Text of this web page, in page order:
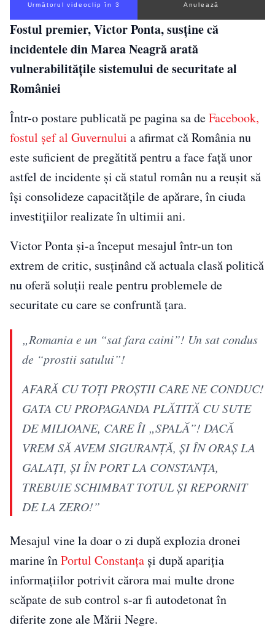
Următorul videoclip în 2 Anulează
Fostul premier, Victor Ponta, susține că
incidentele din Marea Neagră arată
vulnerabilitățile sistemului de securitate al
României
Într-o postare publicată pe pagina sa deFacebook,
fostul șef al Guvernului a afirmat că România nu
este suficient de pregătită pentru a face față unor
astfel de incidente și că statul român nu a reușit să
își consolideze capacitățile de apărare, în ciuda
investițiilor realizate în ultimii ani.
Victor Ponta și-a început mesajul într-un ton
extrem de critic, susținând că actuala clasă politică
nu oferă soluții reale pentru problemele de
securitate cu care se confruntă țara.
„Romania e un “sat fara caini”! Un sat condus
de “prostii satului”!
AFARĂ CU TOȚI PROȘTII CARE NE CONDUC!
GATA CU PROPAGANDA PLĂTITĂ CU SUTE
DE MILIOANE, CARE ÎI „SPALĂ”! DACĂ
VREM SĂ AVEM SIGURANȚĂ, ȘI ÎN ORAȘ LA
GALAȚI, ȘI ÎN PORT LA CONSTANȚA,
TREBUIE SCHIMBAT TOTUL ȘI REPORNIT
DE LA ZERO!”
Mesajul vine la doar o zi după explozia dronei
marine înPortul Constanța și după apariția
informațiilor potrivit cărora mai multe drone
scăpate de sub control s-ar fi autodetonat în
diferite zone ale Mării Negre.